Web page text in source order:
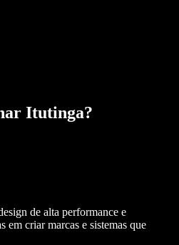
Itutinga?
de alta performance e
em criar marcas e sistemas que